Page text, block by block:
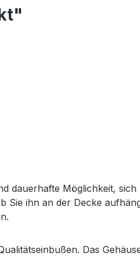
dauerhafte Möglichkeit, sich
Sie ihn an der Decke
Das